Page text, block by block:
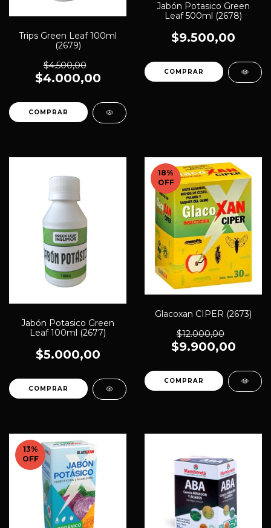
Trips Green Leaf 100ml
(2679)
$4.500,00
$4.000,00
Jabón Potasico Green
Leaf 500ml (2678)
$9.500,00
Jabón Potasico Green
Leaf 100ml (2677)
$5.000,00
18%
OFF
Glacoxan CIPER (2673)
$12.000,00
$9.900,00
13%
OFF